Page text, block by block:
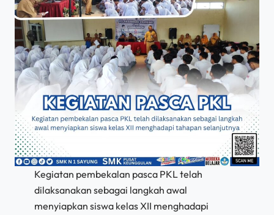
Kegiatan pembekalan pasca PKL telah
dilaksanakan sebagai langkah awal
menyiapkan siswa kelas XII menghadapi